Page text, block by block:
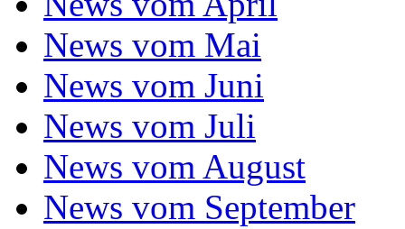
News vom Mai
News vom Juni
News vom Juli
News vom August
News vom September